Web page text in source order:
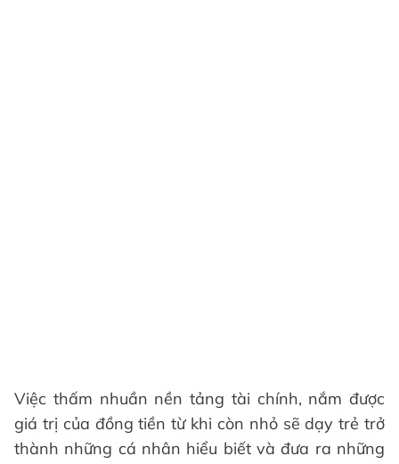
Việc thấm nhuần nền tảng tài chính, nắm được
giá trị của đồng tiền từ khi còn nhỏ sẽ dạy trẻ trở
thành những cá nhân hiểu biết và đưa ra những